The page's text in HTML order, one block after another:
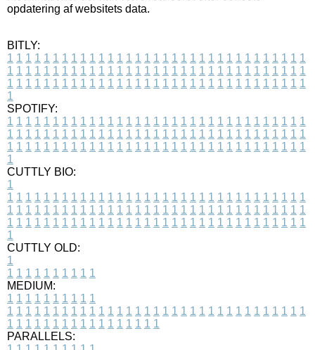
opdatering af websitets data.
BITLY:
1 1 1 1 1 1 1 1 1 1 1 1 1 1 1 1 1 1 1 1 1 1 1 1 1 1 1 1 1 1 1 1 1
1 1 1 1 1 1 1 1 1 1 1 1 1 1 1 1 1 1 1 1 1 1 1 1 1 1 1 1 1 1 1 1 1
1 1 1 1 1 1 1 1 1 1 1 1 1 1 1 1 1 1 1 1 1 1 1 1 1 1 1 1 1 1 1 1 1
1
SPOTIFY:
1 1 1 1 1 1 1 1 1 1 1 1 1 1 1 1 1 1 1 1 1 1 1 1 1 1 1 1 1 1 1 1 1
1 1 1 1 1 1 1 1 1 1 1 1 1 1 1 1 1 1 1 1 1 1 1 1 1 1 1 1 1 1 1 1 1
1 1 1 1 1 1 1 1 1 1 1 1 1 1 1 1 1 1 1 1 1 1 1 1 1 1 1 1 1 1 1 1 1
1
CUTTLY BIO:
1
1 1 1 1 1 1 1 1 1 1 1 1 1 1 1 1 1 1 1 1 1 1 1 1 1 1 1 1 1 1 1 1 1
1 1 1 1 1 1 1 1 1 1 1 1 1 1 1 1 1 1 1 1 1 1 1 1 1 1 1 1 1 1 1 1 1
1 1 1 1 1 1 1 1 1 1 1 1 1 1 1 1 1 1 1 1 1 1 1 1 1 1 1 1 1 1 1 1 1
1
CUTTLY OLD:
1
1 1 1 1 1 1 1 1 1 1
MEDIUM:
1 1 1 1 1 1 1 1 1 1
1 1 1 1 1 1 1 1 1 1 1 1 1 1 1 1 1 1 1 1 1 1 1 1 1 1 1 1 1 1 1 1 1
1 1 1 1 1 1 1 1 1 1 1 1 1 1 1 1 1
PARALLELS: